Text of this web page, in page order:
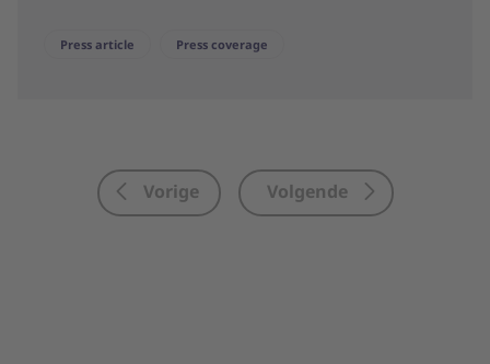
Vorige Volgende
Press article Press coverage